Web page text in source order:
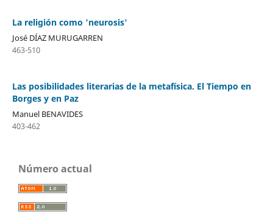
La religión como 'neurosis'
José DÍAZ MURUGARREN
463-510
Las posibilidades literarias de la metafísica. El Tiempo en
Borges y en Paz
Manuel BENAVIDES
403-462
Número actual